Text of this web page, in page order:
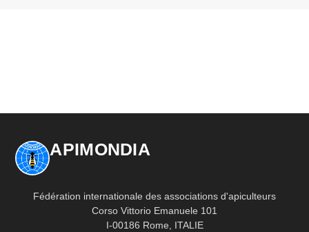
APIMONDIA
Fédération internationale des associations d'apiculteurs
Corso Vittorio Emanuele 101
I-00186 Rome, ITALIE